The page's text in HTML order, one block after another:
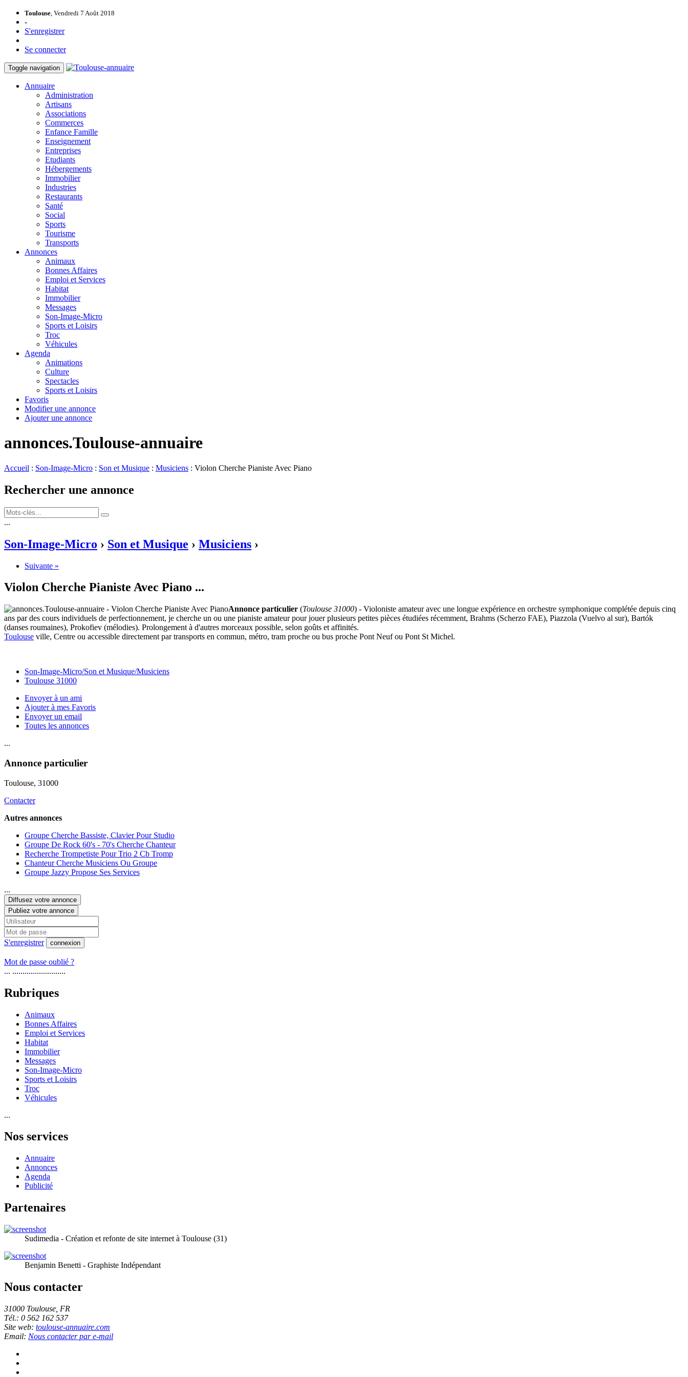
Toulouse, Vendredi 7 Août 2018
-
S'enregistrer
Se connecter
Toggle navigation
Annuaire
Administration
Artisans
Associations
Commerces
Enfance Famille
Enseignement
Entreprises
Etudiants
Hébergements
Immobilier
Industries
Restaurants
Santé
Social
Sports
Tourisme
Transports
Annonces
Animaux
Bonnes Affaires
Emploi et Services
Habitat
Immobilier
Messages
Son-Image-Micro
Sports et Loisirs
Troc
Véhicules
Agenda
Animations
Culture
Spectacles
Sports et Loisirs
Favoris
Modifier une annonce
Ajouter une annonce
annonces.Toulouse-annuaire
Accueil : Son-Image-Micro : Son et Musique : Musiciens : Violon Cherche Pianiste Avec Piano
Rechercher une annonce
...
Son-Image-Micro › Son et Musique › Musiciens ›
Suivante »
Violon Cherche Pianiste Avec Piano ...
Annonce particulier (Toulouse 31000) - Violoniste amateur avec une longue expérience en orchestre symphonique complétée depuis cinq
ans par des cours individuels de perfectionnement, je cherche un ou une pianiste amateur pour jouer plusieurs petites pièces étudiées récemment, Brahms (Scherzo FAE), Piazzola (Vuelvo al sur), Bartók
(danses roumaines), Prokofiev (mélodies). Prolongement à d'autres morceaux possible, selon goûts et affinités.
Toulouse ville, Centre ou accessible directement par transports en commun, métro, tram proche ou bus proche Pont Neuf ou Pont St Michel.
Son-Image-Micro/Son et Musique/Musiciens
Toulouse 31000
Envoyer à un ami
Ajouter à mes Favoris
Envoyer un email
Toutes les annonces
...
Annonce particulier
Toulouse, 31000
Contacter
Autres annonces
Groupe Cherche Bassiste, Clavier Pour Studio
Groupe De Rock 60's - 70's Cherche Chanteur
Recherche Trompetiste Pour Trio 2 Cb Tromp
Chanteur Cherche Musiciens Ou Groupe
Groupe Jazzy Propose Ses Services
...
Diffusez votre annonce
Publiez votre annonce
S'enregistrer connexion
Mot de passe oublié ?
... ..........................
Rubriques
Animaux
Bonnes Affaires
Emploi et Services
Habitat
Immobilier
Messages
Son-Image-Micro
Sports et Loisirs
Troc
Véhicules
...
Nos services
Annuaire
Annonces
Agenda
Publicité
Partenaires
Sudimedia - Création et refonte de site internet à Toulouse (31)
Benjamin Benetti - Graphiste Indépendant
Nous contacter
31000 Toulouse, FR
Tél.: 0 562 162 537
Site web: toulouse-annuaire.com
Email: Nous contacter par e-mail